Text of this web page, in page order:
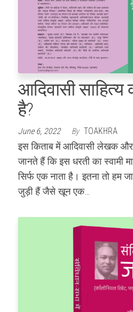
आदिवासी साहित्य
है?
June 6, 2022 By TOAKHRA
इस किताब में आदिवासी लेखक और
जानते हैं कि इस धरती का स्वामी
सिर्फ एक नाता है। इतना तो
जुड़ी हैं जैसे खून एक…